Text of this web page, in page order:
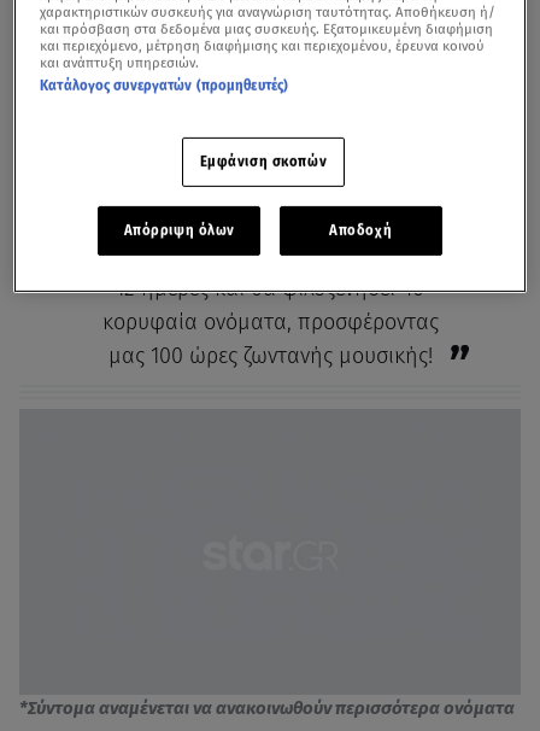
το καλοκαίρι στην Αθήνα, αλλά και σε ολόκληρη την
Ελλάδα, «ξαναζωντανεύει»την Πλατεία Νερού.
Το αγαπημένο σου μουσικό φεστιβάλ πραγματοποιείται
και ταυτόχρονα λίγα λεπτά μακριά από το κέντρο της
ΤοRelease Athens 2022θα διαρκέσει
12 ημέρες και θα φιλοξενήσει 40
κορυφαία ονόματα, προσφέροντας
μας 100 ώρες ζωντανής μουσικής!
*Σύντομα αναμένεται να ανακοινωθούν περισσότερα ονόματα
χαρακτηριστικών συσκευής για αναγνώριση ταυτότητας. Αποθήκευση ή/
και πρόσβαση στα δεδομένα μιας συσκευής. Εξατομικευμένη διαφήμιση
και περιεχόμενο, μέτρηση διαφήμισης και περιεχομένου, έρευνα κοινού
και ανάπτυξη υπηρεσιών.
Κατάλογος συνεργατών (προμηθευτές)
Εμφάνιση σκοπών
Απόρριψη όλων Αποδοχή